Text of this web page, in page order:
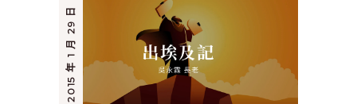
2015 年 1 月 29 日